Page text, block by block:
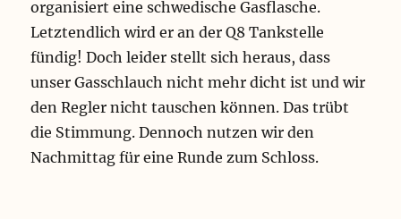
organisiert eine schwedische Gasflasche.
Letztendlich wird er an der Q8 Tankstelle
fündig! Doch leider stellt sich heraus, dass
unser Gasschlauch nicht mehr dicht ist und wir
den Regler nicht tauschen können. Das trübt
die Stimmung. Dennoch nutzen wir den
Nachmittag für eine Runde zum Schloss.